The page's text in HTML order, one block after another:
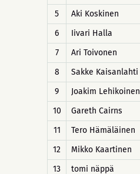
5
Aki Koskinen
6
Iivari Halla
7
Ari Toivonen
8
Sakke Kaisanlahti
9
Joakim Lehikoinen
10
Gareth Cairns
11
Tero Hämäläinen
12
Mikko Kaartinen
13
tomi näppä